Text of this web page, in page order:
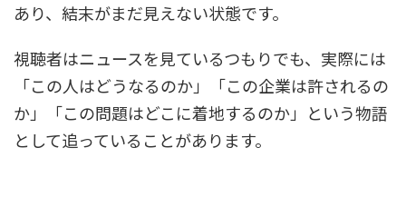
あり、結末がまだ見えない状態です。
視聴者はニュースを見ているつもりでも、実際には
「この人はどうなるのか」「この企業は許されるの
か」「この問題はどこに着地するのか」という物語
として追っていることがあります。